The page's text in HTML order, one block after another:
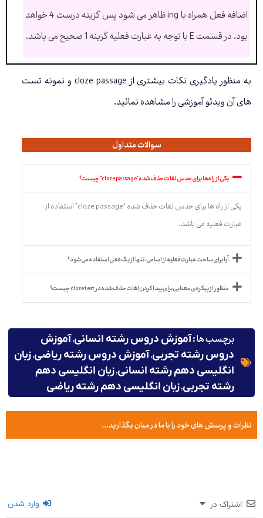
اضافه فعل همراه با ing ظاهر می شود پس گزینه درست 4 خواهد
بود. در قسمت E با توجه به عبارت فعلیه گزینه 1 صحیح می باشد.
به منظور یادگیری نکات بیشتری از cloze passage و نمونه تست
های آن ویدئو آموزشی را مشاهده نمائید.
سوالات متداول
یکی از راه ها برای حدس لغات حذف شده “cloze passage” چیست؟
یکی از راه ها برای حدس لغات حذف شده “cloze passage” استفاده از
عبارت فعلیه می باشد.
آیا برای ساخت عبارت فعلیه از اسامی، تنها از یک فعل استفاده می شود؟
منظور از پیکره ی معنایی برای پیدا کردن لغات حذف شده در cloze test چیست؟
برچسب ها :آموزش دروس رشته انسانی,آموزش
دروس رشته تجربی,آموزش دروس رشته ریاضی,زبان
انگلیسی دهم رشته انسانی,زبان انگلیسی دهم
رشته تجربی,زبان انگلیسی دهم رشته ریاضی
نظرات و پرسش های خود را با ما در میان بگذارید...
اشتراک در وارد شدن